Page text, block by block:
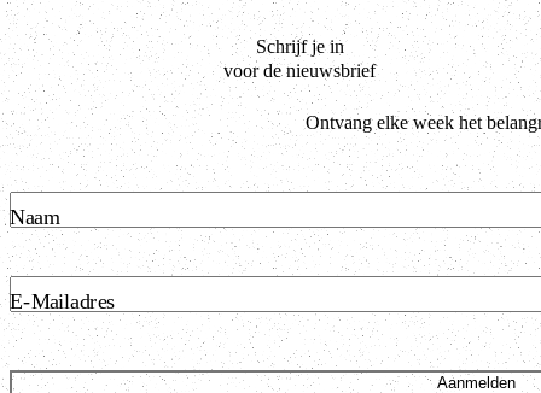
Schrijf je in
voor de nieuwsbrief
Ontvang elke week het
Naam
E-Mailadres
Aanmelden